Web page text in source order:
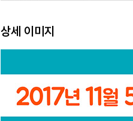
제3과목 유통마케팅
Chapter 1 유통마케팅 전략기획
Chapter 4 마케팅 조사와 평가
상세 이미지